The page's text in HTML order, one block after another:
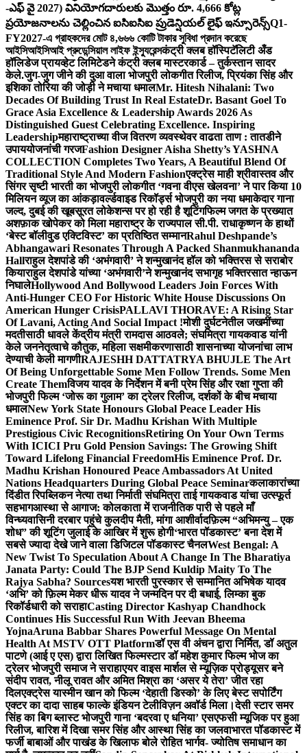
-ఎఫ్ వై 2027) వినియోగదారులకు మొత్తం రూ. 4,666 కోట్ల
ప్రయోజనాలను చెల్లించిన ఐసిఐసిఐ ప్రుడెన్షియల్ లైఫ్ ఇన్సూరెన్స్Q1-
FY2027-এ গ্রাহকদের মোট ৪,৬৬৬ কোটি টাকার সুবিধা প্রদান করেছে
আইসিআইসিআই প্রুডেন্সিয়াল লাইফ ইন্স্যুরেন্সकंट्री क्लब हॉस्पिटॅलिटी अँड
हॉलिडेज प्रायव्हेट लिमिटेडने कंट्री क्लब मास्टरकार्ड – तुर्कस्तान सादर
केले.जुग-जुग जीने की दुआ वाला भोजपुरी लोकगीत रिलीज, प्रियंका सिंह और
इशिका तोरिया की जोड़ी ने मचाया धमालMr. Hitesh Nihalani: Two
Decades Of Building Trust In Real EstateDr. Basant Goel To
Grace Asia Excellence & Leadership Awards 2026 As
Distinguished Guest Celebrating Excellence. Inspiring
Leadershipमहाराष्ट्राच्या वीज वितरण व्यवस्थेवर वाढता ताण : तातडीने
उपाययोजनांची गरजFashion Designer Aisha Shetty’s YASHNA
COLLECTION Completes Two Years, A Beautiful Blend Of
Traditional Style And Modern Fashionएक्ट्रेस माही श्रीवास्तव और
सिंगर सृष्टी भारती का भोजपुरी लोकगीत ‘गवना वीएस खेलवना’ ने पार किया 10
मिलियन व्यूज का आंकड़ावर्ल्डवाइड रिकॉर्ड्स भोजपुरी का नया धमाकेदार गाना
जल्द, दुबई की खूबसूरत लोकेशन्स पर हो रही है शूटिंगफिल्म जगत के प्रख्यात
अशफ़ाक खोपेकर को मिला महाराष्ट्र के राज्यपाल सी.पी. राधाकृष्णन के हाथों
‘बेस्ट बॉलीवुड एक्टिविस्ट’ का प्रतिष्ठित सम्मानRahul Deshpande’s
Abhangawari Resonates Through A Packed Shanmukhananda
Hallराहुल देशपांडे की ‘अभंगवारी’ ने शन्मुखानंद हॉल को भक्तिरस से सराबोर
कियाराहुल देशपांडे यांच्या ‘अभंगवारी’ने शन्मुखानंद सभागृह भक्तिरसात न्हाऊन
निघालेHollywood And Bollywood Leaders Join Forces With
Anti-Hunger CEO For Historic White House Discussions On
American Hunger CrisisPALLAVI THORAVE: A Rising Star
Of Lavani, Acting And Social Impact !मोशी दुर्घटनेतील जखमींच्या
मदतीसाठी धावले केंद्रीय मंत्री रामदास आठवले; संघमित्रा गायकवाड यांनी
केले जननेतृत्वाचे कौतुक, महिला सक्षमीकरणासाठी शासनाच्या योजनांचा लाभ
देण्याची केली मागणीRAJESHH DATTATRYA BHUJLE The Art
Of Being Unforgettable Some Men Follow Trends. Some Men
Create Themविजय यादव के निर्देशन में बनी प्रेम सिंह और रक्षा गुप्ता की
भोजपुरी फिल्म ‘जोरू का गुलाम’ का ट्रेलर रिलीज, दर्शकों के बीच मचाया
धमालNew York State Honours Global Peace Leader His
Eminence Prof. Sir Dr. Madhu Krishan With Multiple
Prestigious Civic RecognitionsRetiring On Your Own Terms
With ICICI Pru Gold Pension Savings: The Growing Shift
Toward Lifelong Financial FreedomHis Eminence Prof. Dr.
Madhu Krishan Honoured Peace Ambassadors At United
Nations Headquarters During Global Peace Seminarकलाकारांच्या
दिंडीत रिपब्लिकन नेत्या तथा निर्माती संघमित्रा ताई गायकवाड यांचा उत्स्फूर्त
सहभागआस्था से आगाज: कोलकाता में राजनीतिक पारी से पहले माँ
विन्ध्यवासिनी दरबार पहुंचे कुलदीप मैती, मांगा आशीर्वादफ़िल्म “अभिमन्यु – एक
शोध” की शूटिंग जुलाई के आखिर में शुरू होगी‘भारत पॉडकास्ट’ बना देश में
सबसे ज्यादा देखे जाने वाला डिजिटल पॉडकास्ट चैनलWest Bengal: A
New Twist To Speculation About A Change In The Bharatiya
Janata Party: Could The BJP Send Kuldip Maity To The
Rajya Sabha? Sourcesयश भारती पुरस्कार से सम्मानित अभिषेक यादव
‘अभि’ को फ़िल्म मेकर धीरू यादव ने जन्मदिन पर दी बधाई, लिम्का बुक
रिकॉर्डधारी को सराहाCasting Director Kashyap Chandhock
Continues His Successful Run With Jeevan Bheema
YojnaAruna Babbar Shares Powerful Message On Mental
Health At MSTV OTT Platformडॉ एस वी अंचन द्वारा निर्मित, डॉ अतुल
पाटणे (आई ए एस) द्वारा लिखित फिल्मस्टार डॉ महेश कुमार फिल्म भोज का
ट्रेलर भोजपुरी समाज ने सराहाएयर वाइस मार्शल से म्यूज़िक प्रोड्यूसर बने
संदीप रावत, नीलू रावत और अमित मिश्रा का ‘असर ये तेरा’ जीत रहा
दिलएक्ट्रेस यास्मीन खान को फिल्म ‘देहाती डिस्को’ के लिए बेस्ट सपोर्टिंग
एक्टर का दादा साहब फाल्के इंडियन टेलीविज़न अवॉर्ड मिला।देसी स्टार समर
सिंह का बिग ब्लास्ट भोजपुरी गाना ‘बदरवा ए धनिया’ एसएफसी म्यूजिक पर हुआ
रिलीज, बारिश में दिखा समर सिंह और आस्था सिंह का जलवाभारत पॉडकास्ट में
फर्जी बाबाओं और पाखंड के खिलाफ बोले रोहित भार्गव- ज्योतिष समाधान का